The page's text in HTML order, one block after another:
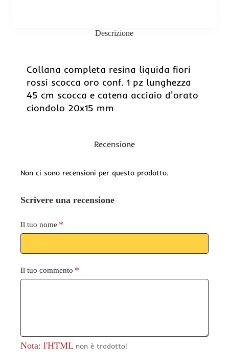
Descrizione
Collana completa resina liquida fiori
rossi scocca oro conf. 1 pz lunghezza
45 cm scocca e catena acciaio d'orato
ciondolo 20x15 mm
Recensione
Non ci sono recensioni per questo prodotto.
Scrivere una recensione
Il tuo nome
Il tuo commento
Nota: l'HTML non è tradotto!